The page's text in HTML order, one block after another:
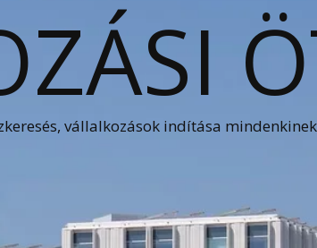
vállalkozások indítása mindenkinek